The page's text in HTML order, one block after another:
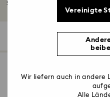
Sanftes Rosé verwandelt Uhren in
Vereinigte
Wir liefern auch in andere
Alle